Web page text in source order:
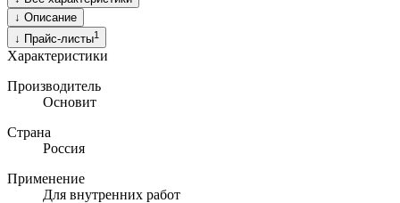
↓ Описание
↓ Прайс-листы1
Характеристики
Производитель
Основит
Страна
Россия
Применение
Для внутренних работ